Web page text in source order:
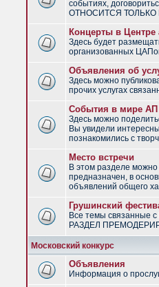
событиях,
ОТНОСИТСЯ ТОЛЬКО
Концерты в
Здесь будет
организованных
Объявления об
Здесь можно
прочих услугах
События в мире АП
Здесь можно
Вы увидели
познакомились с
Место встречи
В этом разделе можно
предназначен, в
объявлений общего
Грушинский
Все темы связанные
РАЗДЕЛ
Московский конкурс
Объявления
Информация о